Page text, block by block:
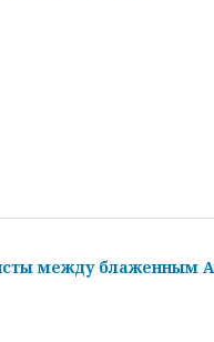
между блаженным